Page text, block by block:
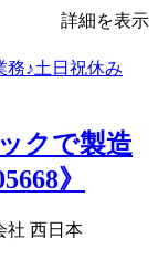
詳細を表示
クで製造
》
社 西日本